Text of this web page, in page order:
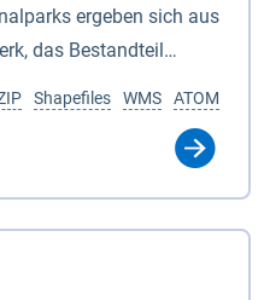
ergeben sich aus
das Bestandteil
000 (Anlage 2), 2.
: 5 000 (AK5) im
ATOM
WMS
Shapefiles